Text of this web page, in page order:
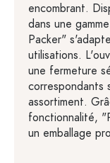
encombrant.
dans une
Packer"
utilisations.
une fermeture
correspondants
assortiment.
fonctionnalité,
un emballage